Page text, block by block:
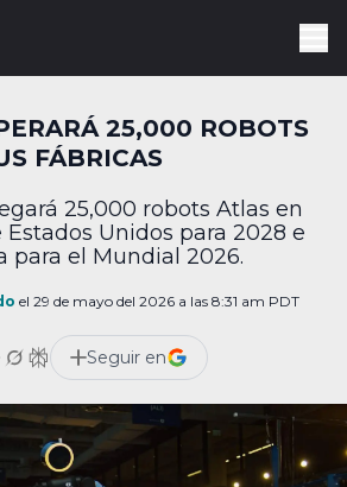
25,000 ROBOTS
FÁBRICAS
25,000 robots Atlas en
Unidos para 2028 e
para el Mundial 2026.
el 29 de mayo del 2026 a las 8:31 am PDT
Seguir en